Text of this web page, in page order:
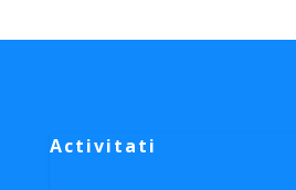
Activitati